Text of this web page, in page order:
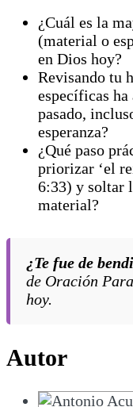
¿Cuál es la
(material o
en Dios hoy?
Revisando tu
específicas ha
pasado,
esperanza?
¿Qué paso
priorizar ‘el
6:33) y soltar
material?
¿Te fue de
de Oración
hoy.
Autor